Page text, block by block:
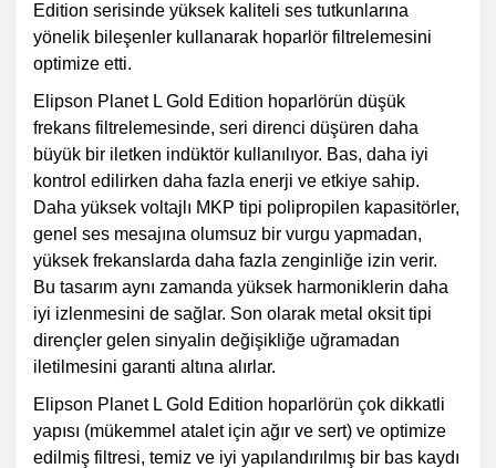
Edition serisinde yüksek kaliteli ses tutkunlarına
yönelik bileşenler kullanarak hoparlör filtrelemesini
optimize etti.
Elipson Planet L Gold Edition hoparlörün düşük
frekans filtrelemesinde, seri direnci düşüren daha
büyük bir iletken indüktör kullanılıyor. Bas, daha iyi
kontrol edilirken daha fazla enerji ve etkiye sahip.
Daha yüksek voltajlı MKP tipi polipropilen kapasitörler,
genel ses mesajına olumsuz bir vurgu yapmadan,
yüksek frekanslarda daha fazla zenginliğe izin verir.
Bu tasarım aynı zamanda yüksek harmoniklerin daha
iyi izlenmesini de sağlar. Son olarak metal oksit tipi
dirençler gelen sinyalin değişikliğe uğramadan
iletilmesini garanti altına alırlar.
Elipson Planet L Gold Edition hoparlörün çok dikkatli
yapısı (mükemmel atalet için ağır ve sert) ve optimize
edilmiş filtresi, temiz ve iyi yapılandırılmış bir bas kaydı